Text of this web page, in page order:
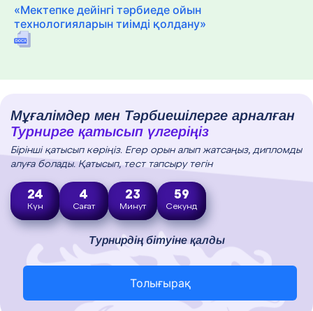
«Мектепке дейінгі тәрбиеде ойын
технологияларын тиімді қолдану»
Мұғалімдер мен Тәрбиешілерге арналған
Турнирге қатысып үлгеріңіз
Бірінші қатысып көріңіз. Егер орын алып жатсаңыз, дипломды
алуға болады. Қатысып, тест тапсыру тегін
24
Күн
4
Сағат
23
Минут
58
Секунд
Турнирдің бітуіне қалды
Толығырақ